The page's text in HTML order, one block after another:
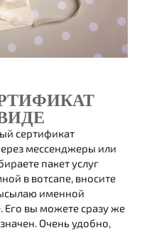
сертификат
мессенджеры или
пакет услуг
в вотсапе, вносите
именной
Его вы можете сразу же
Очень удобно,